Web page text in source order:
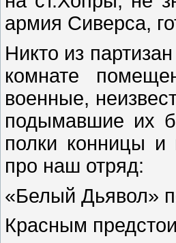
армия Сиверса,
Никто из
комнате
военные,
подымавшие их
полки конницы и
про наш отряд:
«Белый Дьявол»
Красным